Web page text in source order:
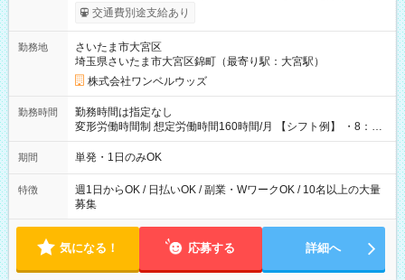
いOK！（規定あり） ┗働いたその日に現金GET♪ お仕事後はコ
ンビニATMから 日払い分を引き落とせます！ 【試用期間】試
交通費別途支給あり
勤務地
さいたま市大宮区
埼玉県さいたま市大宮区錦町（最寄り駅：大宮駅）
株式会社ワンベルウッズ
勤務時間
勤務時間は指定なし
変形労働時間制 想定労働時間160時間/月 【シフト例】 ・8：00
～21：00
期間 単発・1日のみOK
特徴
週1日からOK / 日払いOK / 副業・WワークOK / 10名以上の大量
募集
気になる！ 応募する 詳細へ